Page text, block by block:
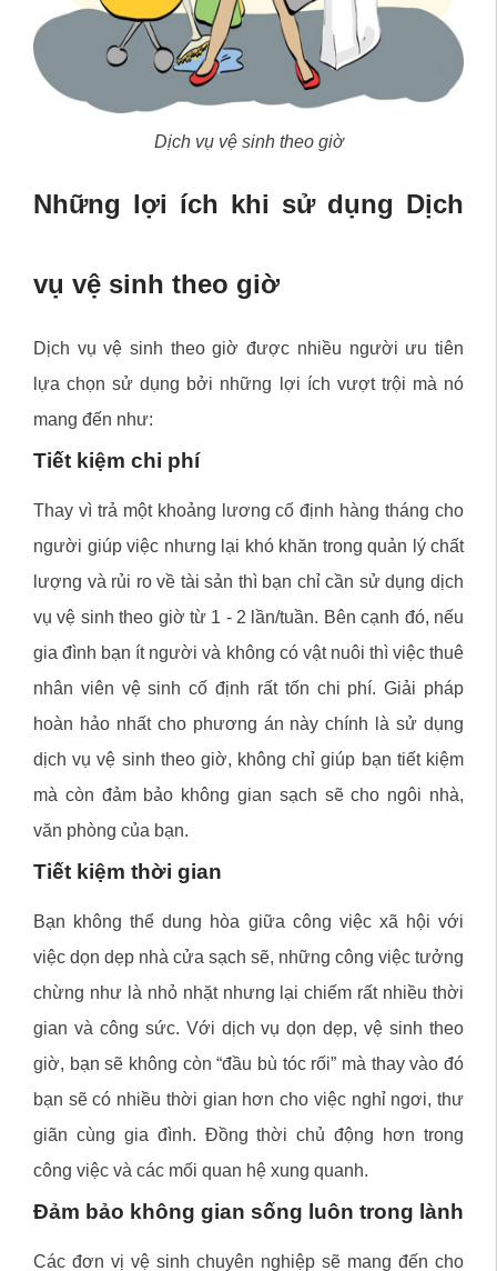
Dịch vụ vệ sinh theo giờ
Những lợi ích khi sử dụng Dịch
vụ vệ sinh theo giờ
Dịch vụ vệ sinh theo giờ được nhiều người ưu tiên
lựa chọn sử dụng bởi những lợi ích vượt trội mà nó
mang đến như:
Tiết kiệm chi phí
Thay vì trả một khoảng lương cố định hàng tháng cho
người giúp việc nhưng lại khó khăn trong quản lý chất
lượng và rủi ro về tài sản thì bạn chỉ cần sử dụng dịch
vụ vệ sinh theo giờ từ 1 - 2 lần/tuần. Bên cạnh đó, nếu
gia đình bạn ít người và không có vật nuôi thì việc thuê
nhân viên vệ sinh cố định rất tốn chi phí. Giải pháp
hoàn hảo nhất cho phương án này chính là sử dụng
dịch vụ vệ sinh theo giờ, không chỉ giúp bạn tiết kiệm
mà còn đảm bảo không gian sạch sẽ cho ngôi nhà,
văn phòng của bạn.
Tiết kiệm thời gian
Bạn không thể dung hòa giữa công việc xã hội với
việc dọn dẹp nhà cửa sạch sẽ, những công việc tưởng
chừng như là nhỏ nhặt nhưng lại chiếm rất nhiều thời
gian và công sức. Với dịch vụ dọn dẹp, vệ sinh theo
giờ, bạn sẽ không còn “đầu bù tóc rối” mà thay vào đó
bạn sẽ có nhiều thời gian hơn cho việc nghỉ ngơi, thư
giãn cùng gia đình. Đồng thời chủ động hơn trong
công việc và các mối quan hệ xung quanh.
Đảm bảo không gian sống luôn trong lành
Các đơn vị vệ sinh chuyên nghiệp sẽ mang đến cho